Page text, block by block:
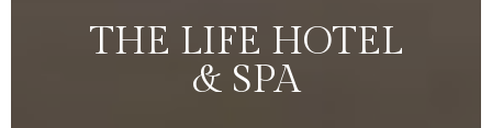
THE LIFE HOTEL
& SPA